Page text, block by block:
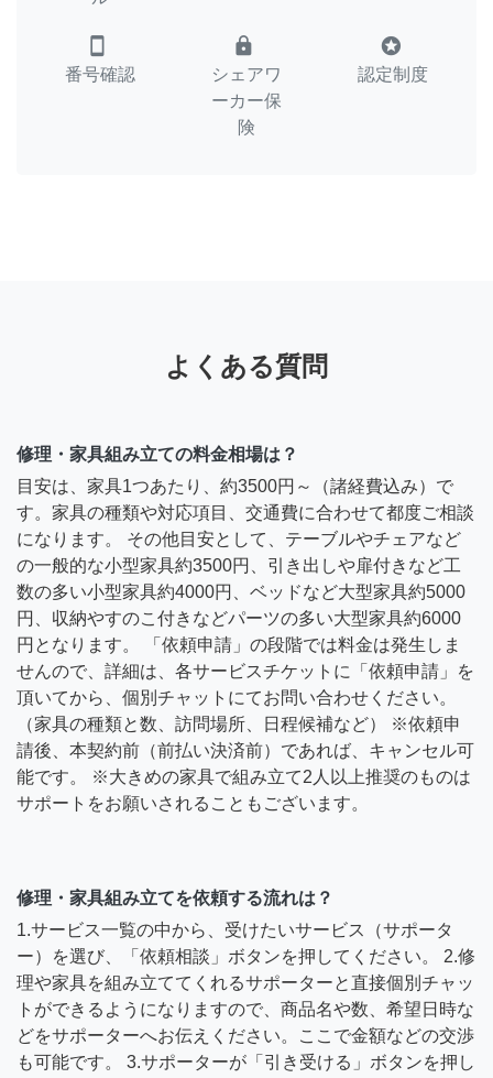
smartphone
番号確認
lock
シェアワ
ーカー保
険
stars
認定制度
よくある質問
修理・家具組み立ての料金相場は？
目安は、家具1つあたり、約3500円～（諸経費込み）で
す。家具の種類や対応項目、交通費に合わせて都度ご相談
になります。 その他目安として、テーブルやチェアなど
の一般的な小型家具約3500円、引き出しや扉付きなど工
数の多い小型家具約4000円、ベッドなど大型家具約5000
円、収納やすのこ付きなどパーツの多い大型家具約6000
円となります。 「依頼申請」の段階では料金は発生しま
せんので、詳細は、各サービスチケットに「依頼申請」を
頂いてから、個別チャットにてお問い合わせください。
（家具の種類と数、訪問場所、日程候補など） ※依頼申
請後、本契約前（前払い決済前）であれば、キャンセル可
能です。 ※大きめの家具で組み立て2人以上推奨のものは
サポートをお願いされることもございます。
修理・家具組み立てを依頼する流れは？
1.サービス一覧の中から、受けたいサービス（サポータ
ー）を選び、「依頼相談」ボタンを押してください。 2.修
理や家具を組み立ててくれるサポーターと直接個別チャッ
トができるようになりますので、商品名や数、希望日時な
どをサポーターへお伝えください。ここで金額などの交渉
も可能です。 3.サポーターが「引き受ける」ボタンを押し